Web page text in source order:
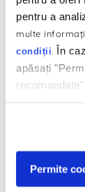
pentru a
multe
condiții În
apăsați
Permite
OLED.
continuarea
din toamnă,
“Privește.
cadou.
   Și în această ediție, tot ce trebuie să